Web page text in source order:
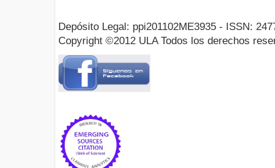
Depósito Legal: ppi201102ME3935 - ISSN:
Copyright ©2012 ULA Todos los derechos